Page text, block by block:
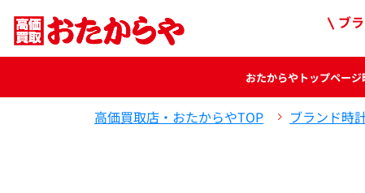
ブ
おたからやトップページ
高価買取店・おたからやTOP ブランド時